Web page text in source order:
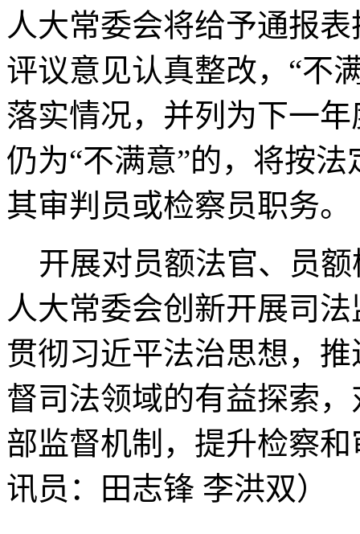
人大常委会将给予通报
评议意见认真整改，“不
落实情况，并列为下一
仍为“不满意”的，将按
其审判员或检察员职务。
开展对员额法官、员额
人大常委会创新开展司
贯彻习近平法治思想，
督司法领域的有益探索
部监督机制，提升检察
讯员：田志锋 李洪双）